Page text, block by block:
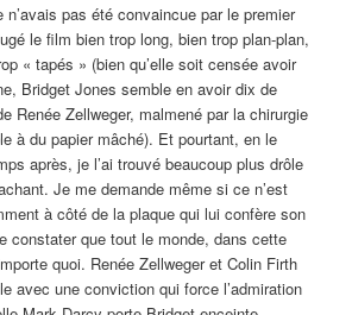
n’avais pas été convaincue par le premier
le film bien trop long, bien trop plan-plan,
« tapés » (bien qu’elle soit censée avoir
Bridget Jones semble en avoir dix de
Renée Zellweger, malmené par la chirurgie
à du papier mâché). Et pourtant, en le
après, je l’ai trouvé beaucoup plus drôle
Je me demande même si ce n’est
à côté de la plaque qui lui confère son
constater que tout le monde, dans cette
quoi. Renée Zellweger et Colin Firth
avec une conviction qui force l’admiration